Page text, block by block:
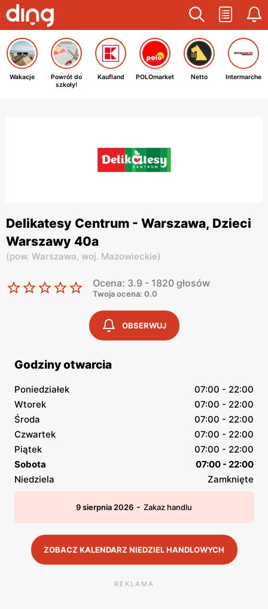
Wakacje
Powrót do
szkoły!
Kaufland POLOmarket Netto Intermarche
Delikatesy Centrum - Warszawa, Dzieci
Warszawy 40a
(pow. Warszawa, woj. Mazowieckie)
Ocena: 3.9 - 1820 głosów
Twoja ocena: 0.0
OBSERWUJ
Godziny otwarcia
Poniedziałek
07:00 - 22:00
Wtorek
07:00 - 22:00
Środa
07:00 - 22:00
Czwartek
07:00 - 22:00
Piątek
07:00 - 22:00
Sobota
07:00 - 22:00
Niedziela
Zamknięte
9 sierpnia 2026 - Zakaz handlu
ZOBACZ KALENDARZ NIEDZIEL HANDLOWYCH
REKLAMA